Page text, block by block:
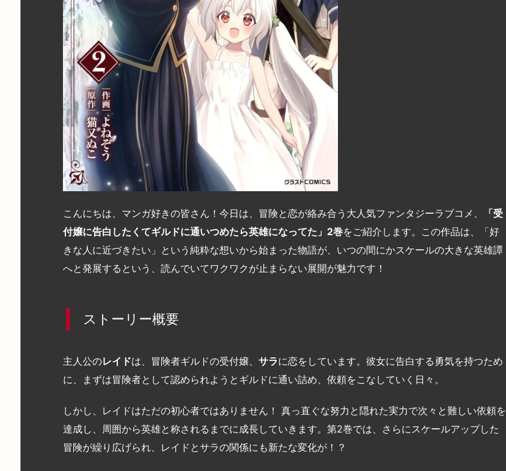
こんにちは、マンガ好きの皆さん！今日は、冒険と恋が絡み合う大人気ファンタジーラブコメ、
「受
付嬢に告白したくてギルドに通いつめたら英雄になってた」2巻をご紹介します。この作品は、「好
きな人に近づきたい」という純粋な想いから始まった物語が、いつの間にかスケールの大きな英雄譚
へと発展するという、読んでいてワクワクが止まらない展開が魅力です！
ストーリー概要
主人公のレイドは、冒険者ギルドの受付嬢、 サラに恋をしています。彼女に告白する勇気を持つため
に、まずは冒険者として認められようとギルドに通い詰め、依頼をこなしていく日々。
しかし、レイドはただの初心者ではありません！ 真っ直ぐな努力と隠れた実力で次々と難しい依頼を
達成し、周囲から英雄と称されるまでに成長していきます。第2巻では、さらにスケールアップした
冒険が繰り広げられ、レイドとサラの関係にも新たな変化が！？